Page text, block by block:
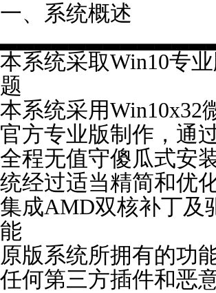
一、系统概述
本系统采取Win10专
题
本系统采用Win10x32
官方专业版制作，通
全程无值守傻瓜式安
统经过适当精简和优
集成AMD双核补丁及
能
原版系统所拥有的功
任何第三方插件和恶